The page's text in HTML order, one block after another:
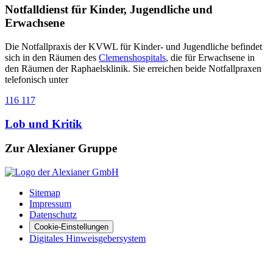
Notfalldienst für Kinder, Jugendliche und
Erwachsene
Die Notfallpraxis der KVWL für Kinder- und Jugendliche befindet
sich in den Räumen des Clemenshospitals, die für Erwachsene in
den Räumen der Raphaelsklinik. Sie erreichen beide Notfallpraxen
telefonisch unter
116 117
Lob und Kritik
Zur Alexianer Gruppe
Sitemap
Impressum
Datenschutz
Cookie-Einstellungen
Digitales Hinweisgebersystem